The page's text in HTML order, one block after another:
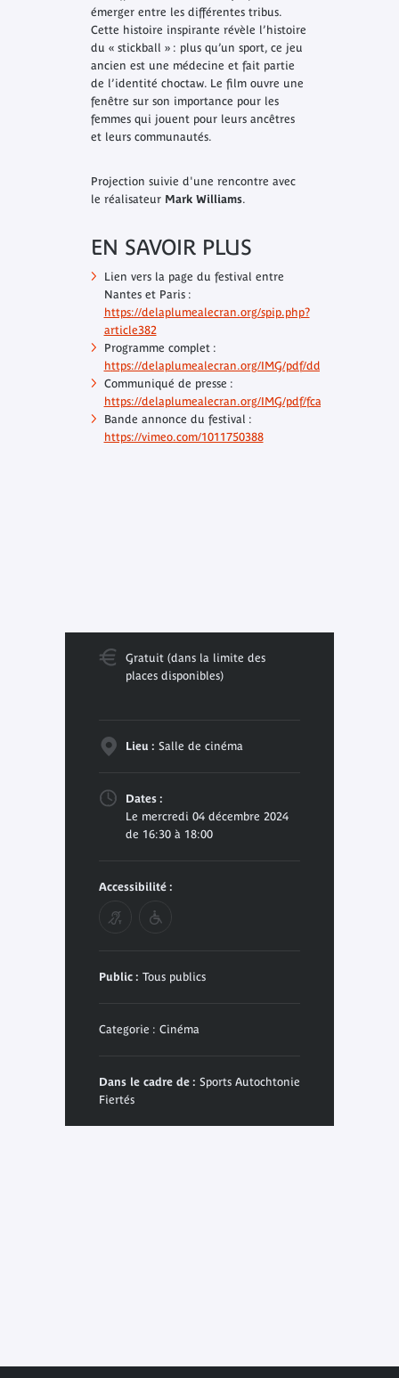
émerger entre les différentes tribus.
Cette histoire inspirante révèle l’histoire
du « stickball » : plus qu’un sport, ce jeu
ancien est une médecine et fait partie
de l’identité choctaw. Le film ouvre une
fenêtre sur son importance pour les
femmes qui jouent pour leurs ancêtres
et leurs communautés.
Projection suivie d'une rencontre avec
le réalisateur Mark Williams.
EN SAVOIR PLUS
Lien vers la page du festival entre
Nantes et Paris :
https://delaplumealecran.org/spip.php?
article382
Programme complet :
https://delaplumealecran.org/IMG/pdf/ddp2024.pdf
Communiqué de presse :
https://delaplumealecran.org/IMG/pdf/fcan2024_cp3.pdf
Bande annonce du festival :
https://vimeo.com/1011750388
Gratuit (dans la limite des
places disponibles)
Lieu : Salle de cinéma
Dates :
Le mercredi 04 décembre 2024
de 16:30 à 18:00
Accessibilité :
Public : Tous publics
Categorie : Cinéma
Dans le cadre de : Sports Autochtonie
Fiertés